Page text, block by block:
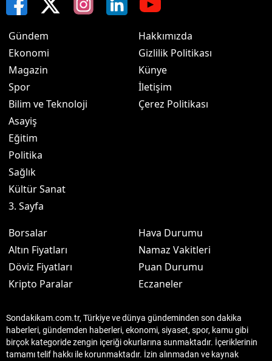
Gündem
Ekonomi
Magazin
Spor
Bilim ve Teknoloji
Asayiş
Eğitim
Politika
Sağlık
Kültür Sanat
3. Sayfa
Hakkımızda
Gizlilik Politikası
Künye
İletişim
Çerez Politikası
Borsalar
Altın Fiyatları
Döviz Fiyatları
Kripto Paralar
Hava Durumu
Namaz Vakitleri
Puan Durumu
Eczaneler
Sondakikam.com.tr, Türkiye ve dünya gündeminden son dakika
haberleri, gündemden haberleri, ekonomi, siyaset, spor, kamu gibi
birçok kategoride zengin içeriği okurlarına sunmaktadır. İçeriklerinin
tamamı telif hakkı ile korunmaktadır. İzin alınmadan ve kaynak